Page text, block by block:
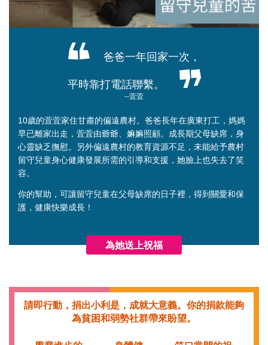
爸爸一年回家一次，
平時靠打電話聯繫。
--萓萓
10歲的萓萓家住甘肅的偏遠農村。爸爸長年在廣東打工，媽媽
早已離家出走，萓萓由爺爺、嫲嫲照顧。成長期父母缺席，身
心靈缺乏撫慰。另外偏遠農村的教育資源不足，未能給予農村
留守兒童身心健康發展所需的引導和支援，她臉上也失去了笑
容。
你的幫助，可讓留守兒童在父母缺席的日子裡，得到關愛和保
護，健康快樂成長！
為她送上祝福
請即行動，捐出小利是，成就大意義。你的捐款能夠
為貧困和弱勢社群帶來盼望。